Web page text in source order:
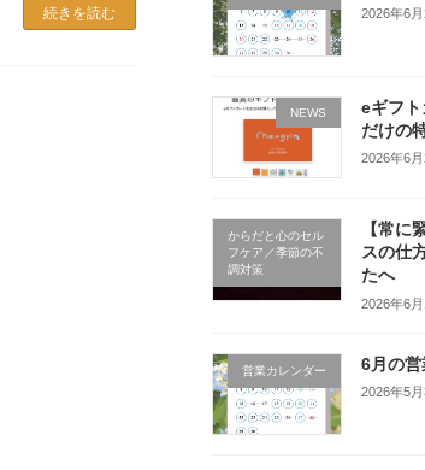
続きを読む 2026年6月
NEWS
eギフ
だけの
2026年6月
からだと心のセル
フケア／季節の不
調対策
【常に
スの仕
たへ
2026年6月
営業カレンダー 6月の
2026年5月